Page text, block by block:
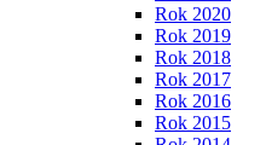
Rok 2020
Rok 2019
Rok 2018
Rok 2017
Rok 2016
Rok 2015